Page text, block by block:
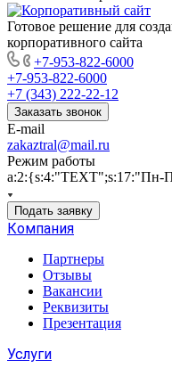
Готовое решение для
корпоративного сайта
+7-953-822-6000
+7-953-822-6000
+7 (343) 222-22-12
Заказать звонок
E-mail
zakaztral@mail.ru
Режим работы
a:2:{s:4:"TEXT";s:17:"Пн-
Подать заявку
Компания
Партнеры
Отзывы
Вакансии
Реквизиты
Презентация
Услуги